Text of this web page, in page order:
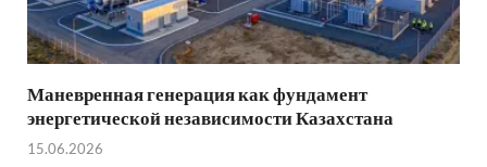
Маневренная генерация как фундамент
энергетической независимости Казахстана
15.06.2026